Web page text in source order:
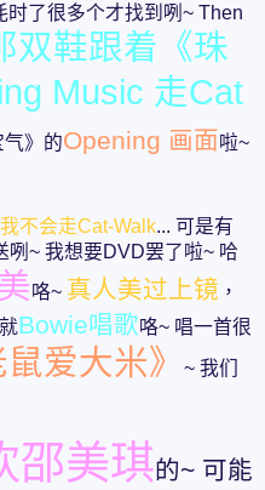
了很多个才找到咧~ Then
双鞋跟着《珠
Music 走Cat
气》的Opening 画面啦~
不会走Cat-Walk... 可是有
咧~ 我想要DVD罢了啦~ 哈
咯~ 真人美过上镜 ，
Bowie唱歌咯~ 唱一首很
鼠爱大米》
~ 我们
邵美琪的~ 可能